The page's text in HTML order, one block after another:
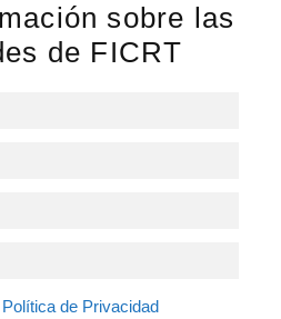
sobre las
de FICRT
Política de Privacidad